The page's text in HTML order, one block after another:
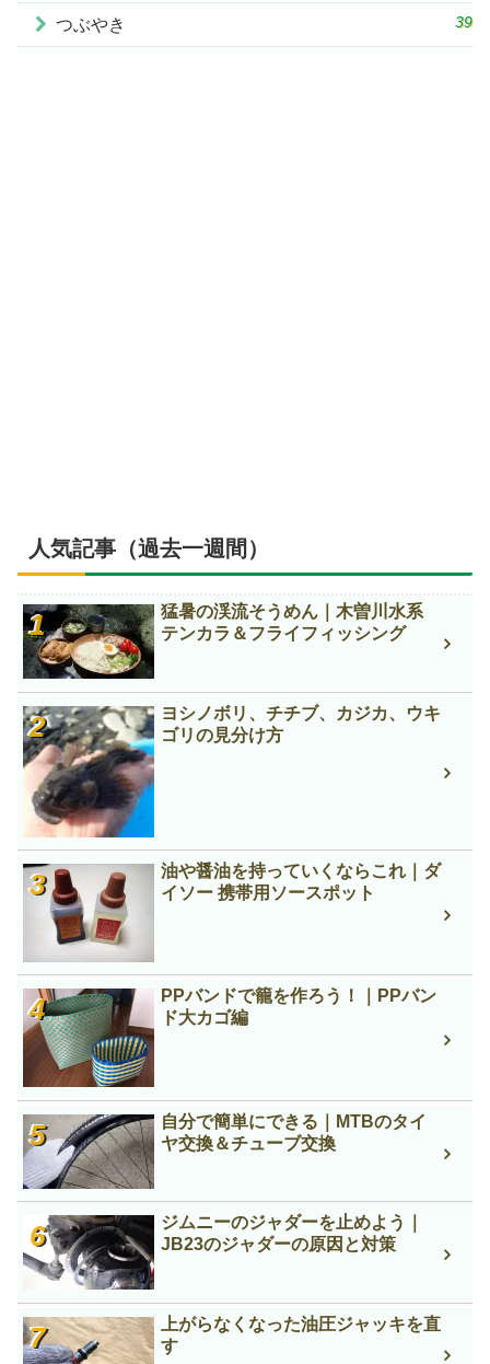
つぶやき 39
人気記事（過去一週間）
猛暑の渓流そうめん｜木曽川水系
テンカラ＆フライフィッシング
ヨシノボリ、チチブ、カジカ、ウキ
ゴリの見分け方
油や醤油を持っていくならこれ｜ダ
イソー 携帯用ソースポット
PPバンドで籠を作ろう！｜PPバン
ド大カゴ編
自分で簡単にできる｜MTBのタイ
ヤ交換＆チューブ交換
ジムニーのジャダーを止めよう｜
JB23のジャダーの原因と対策
上がらなくなった油圧ジャッキを直
す